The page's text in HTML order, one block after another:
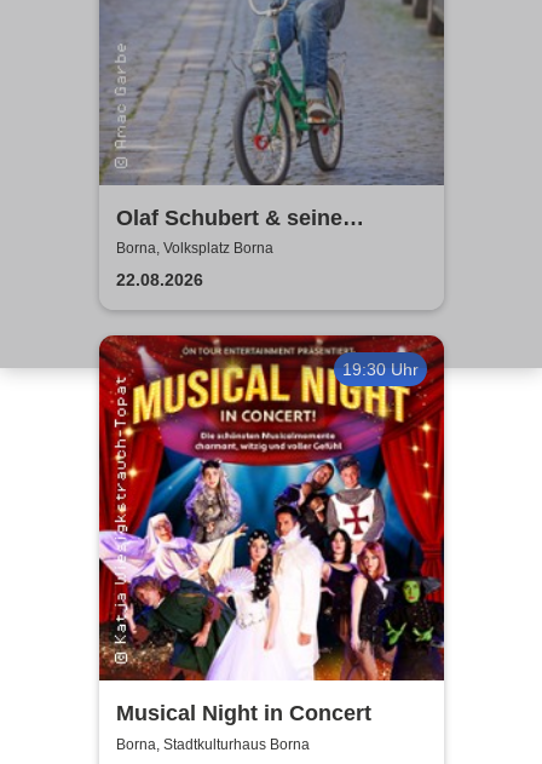
Olaf Schubert & seine
Freunde - Jetzt oder now!
Borna, Volksplatz Borna
22.08.2026
19:30 Uhr
Musical Night in Concert
Borna, Stadtkulturhaus Borna